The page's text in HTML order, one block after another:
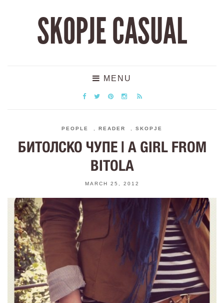
SKOPJE CASUAL
MENU
PEOPLE READER SKOPJE
БИТОЛСКО ЧУПЕ | A GIRL FROM
BITOLA
MARCH 25, 2012